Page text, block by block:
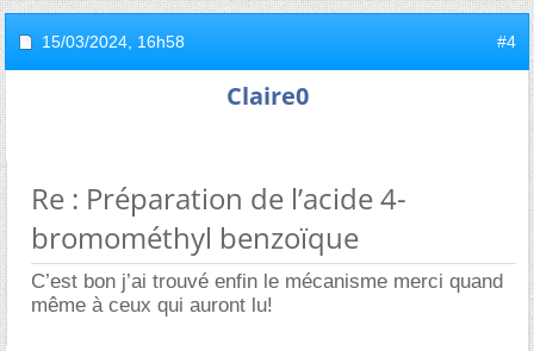
15/03/2024, 16h58 #4
Claire0
Re : Préparation de l’acide 4-
bromométhyl benzoïque
C’est bon j’ai trouvé enfin le mécanisme merci quand
même à ceux qui auront lu!